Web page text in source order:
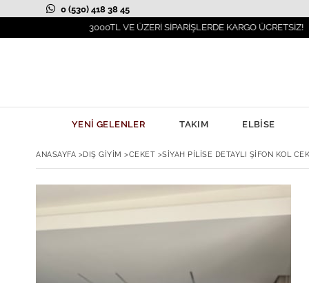
0 (530) 418 38 45
3000TL VE ÜZERİ SİPARİŞLERDE KARGO ÜCRETSİZ!
YENİ GELENLER TAKIM ELBİSE
ANASAYFA >DIŞ GİYİM >CEKET >SIYAH PILISE DETAYLI ŞIFON KOL